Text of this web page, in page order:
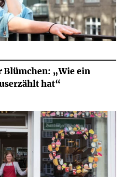
Blümchen: „Wie ein
hat“